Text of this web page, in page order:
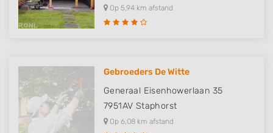
Op 5,94 km afstand
Gebroeders De Witte
Generaal Eisenhowerlaan 35
7951AV Staphorst
Op 6,08 km afstand